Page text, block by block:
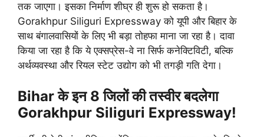
तक जाएगा। इसका निर्माण शीघ्र ही शुरू हो सकता है।
Gorakhpur Siliguri Expressway को यूपी और बिहार के
साथ बंगालवासियों के लिए भी बड़ा तोहफा माना जा रहा है। दावा
किया जा रहा है कि ये एक्सप्रेस-वे ना सिर्फ कनेक्टिविटी, बल्कि
अर्थव्यवस्था और रियल स्टेट उद्योग को भी तगड़ी गति देगा।
Bihar के इन 8 जिलों की तस्वीर बदलेगा
Gorakhpur Siliguri Expressway!